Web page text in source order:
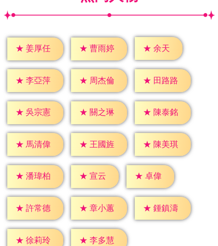
★ 姜厚任 ★ 曹雨婷 ★ 余天
★ 李亞萍 ★ 周杰倫 ★ 田路路
★ 吳宗憲 ★ 關之琳 ★ 陳泰銘
★ 馬清偉 ★ 王國旌 ★ 陳美琪
★ 潘瑋柏 ★ 宣云 ★ 卓偉
★ 許常德 ★ 章小蕙 ★ 鍾鎮濤
★ 徐莉玲 ★ 李多慧